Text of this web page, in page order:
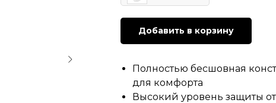
Добавить в корзину
Полностью бесшовная
для комфорта
Высокий уровень защиты от